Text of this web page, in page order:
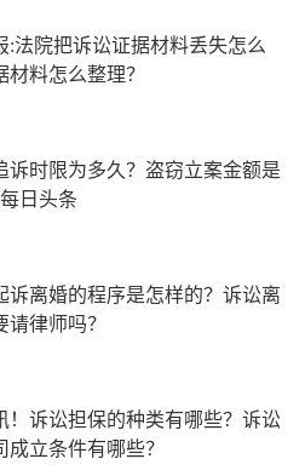
:法院把诉讼证据材料丢失怎么
材料怎么整理？
诉时限为多久？盗窃立案金额是
日头条
诉离婚的程序是怎样的？诉讼离
请律师吗？
！诉讼担保的种类有哪些？诉讼
成立条件有哪些？